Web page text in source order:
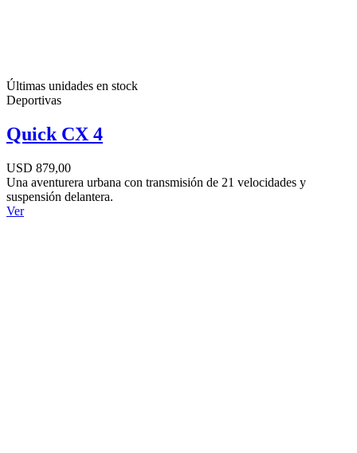
Últimas unidades en stock
Deportivas
Quick CX 4
USD 879,00
Una aventurera urbana con transmisión de 21 velocidades y
suspensión delantera.
Ver